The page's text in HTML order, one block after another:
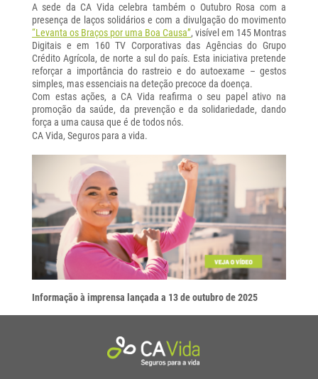
A sede da CA Vida celebra também o Outubro Rosa com a
presença de laços solidários e com a divulgação do movimento
“Levanta os Braços por uma Boa Causa”, visível em 145 Montras
Digitais e em 160 TV Corporativas das Agências do Grupo
Crédito Agrícola, de norte a sul do país. Esta iniciativa pretende
reforçar a importância do rastreio e do autoexame – gestos
simples, mas essenciais na deteção precoce da doença.
Com estas ações, a CA Vida reafirma o seu papel ativo na
promoção da saúde, da prevenção e da solidariedade, dando
força a uma causa que é de todos nós.
CA Vida, Seguros para a vida.
Informação à imprensa lançada a 13 de outubro de 2025